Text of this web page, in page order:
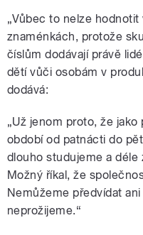
„Vůbec to nelze
znaménkách, protože
číslům dodávají právě
dětí vůči osobám v
dodává:
„Už jenom proto, že
období od patnácti do
dlouho studujeme a déle
Možný říkal, že
Nemůžeme předvídat
neprožijeme.“